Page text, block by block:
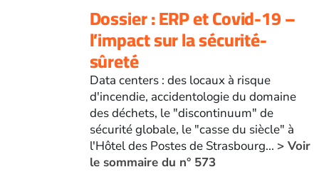
Dossier : ERP et Covid-19 –
l’impact sur la sécurité-
sûreté
Data centers : des locaux à risque
d'incendie, accidentologie du domaine
des déchets, le "discontinuum" de
sécurité globale, le "casse du siècle" à
l'Hôtel des Postes de Strasbourg... > Voir
le sommaire du n° 573